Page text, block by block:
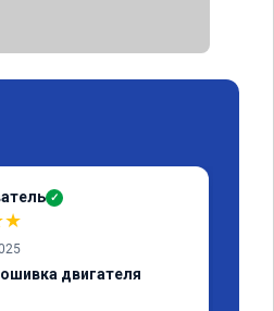
✓
★
двигателя